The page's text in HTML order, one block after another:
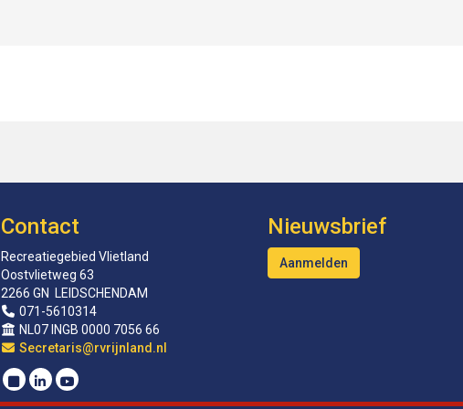
Contact
Recreatiegebied Vlietland
Oostvlietweg 63
2266 GN LEIDSCHENDAM
071-5610314
NL07 INGB 0000 7056 66
siraterceS@rvrijnland.nl
Nieuwsbrief
Aanmelden